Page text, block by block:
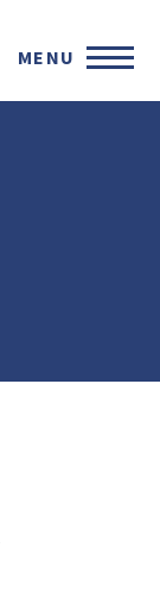
MENU